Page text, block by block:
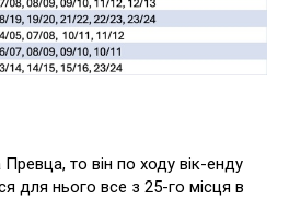
то він по ходу вік-енду
для нього все з 25-го місця в